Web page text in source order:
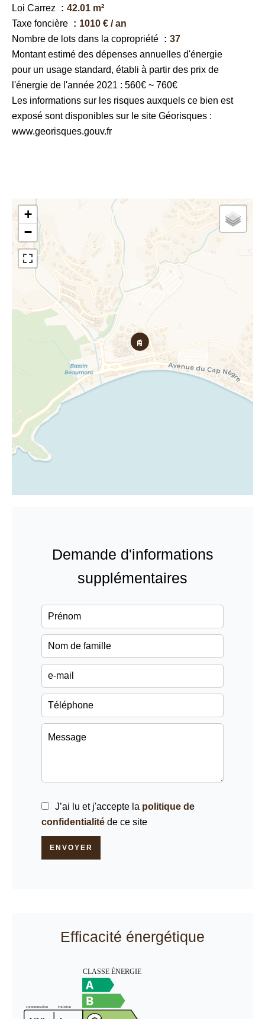
Loi Carrez
42.01 m²
Taxe foncière
1010 € / an
Nombre de lots dans la copropriété
37
Montant estimé des dépenses annuelles d'énergie
pour un usage standard, établi à partir des prix de
l'énergie de l'année 2021 : 560€ ~ 760€
Les informations sur les risques auxquels ce bien est
exposé sont disponibles sur le site Géorisques :
www.georisques.gouv.fr
+
−
Demande d'informations
supplémentaires
J’ai lu et j'accepte la politique de
confidentialité de ce site
ENVOYER
Efficacité énergétique